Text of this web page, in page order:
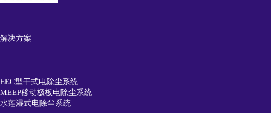
解决方案
EEC型干式电除尘系统
MEEP移动极板电除尘系统
水莲湿式电除尘系统